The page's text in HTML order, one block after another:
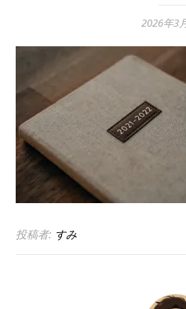
2026年3
投稿者: すみ